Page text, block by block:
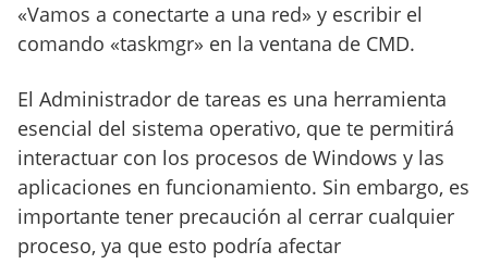
«Vamos a conectarte a una red» y escribir el
comando «taskmgr» en la ventana de CMD.
El Administrador de tareas es una herramienta
esencial del sistema operativo, que te permitirá
interactuar con los procesos de Windows y las
aplicaciones en funcionamiento. Sin embargo, es
importante tener precaución al cerrar cualquier
proceso, ya que esto podría afectar